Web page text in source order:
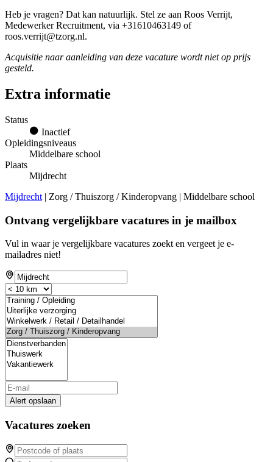
Heb je vragen? Dat kan natuurlijk. Stel ze aan Roos Verrijt,
Medewerker Recruitment, via +31610463149 of
roos.verrijt@tzorg.nl.
Acquisitie naar aanleiding van deze vacature wordt niet op prijs
gesteld.
Extra informatie
Status
Inactief
Opleidingsniveaus
Middelbare school
Plaats
Mijdrecht
Mijdrecht | Zorg / Thuiszorg / Kinderopvang | Middelbare school
Ontvang vergelijkbare vacatures in je mailbox
Vul in waar je vergelijkbare vacatures zoekt en vergeet je e-
mailadres niet!
Alert opslaan
Vacatures zoeken